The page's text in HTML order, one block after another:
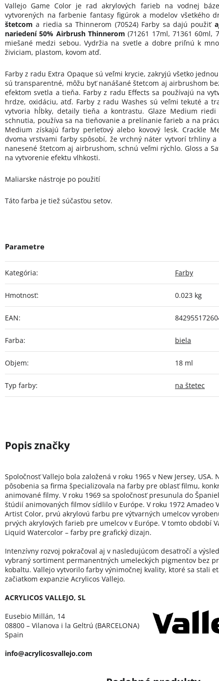
Vallejo Game Color je rad akrylových farieb na vodnej
vytvorených na farbenie fantasy figúrok a modelov všetkého
štetcom a riedia sa Thinnerom (70524) Farby sa dajú použiť
nariedení 50% Airbrush Thinnerom (71261 17ml, 71361 60ml,
miešané medzi sebou. Vydržia na svetle a dobre priľnú k
živiciam, plastom, kovom atď.
Farby z radu Extra Opaque sú veľmi krycie, zakryjú všetko
sú transparentné, môžu byť nanášané štetcom aj airbrushom
efektom svetla a tieňa. Farby z radu Effects sa používajú na
hrdze, oxidáciu, atď. Farby z radu Washes sú veľmi tekuté a
vytvoria hĺbky, detaily tieňa a kontrastu. Glaze Medium
schnutia, používa sa na tieňovanie a prelínanie farieb a na
Medium získajú farby perleťový alebo kovový lesk. Crackle
dvoma vrstvami farby spôsobí, že vrchný náter vytvorí trhliny
nanesené štetcom aj airbrushom, schnú veľmi rýchlo. Gloss a
na vytvorenie efektu vlhkosti.
Maliarske nástroje po použití
Táto farba je tiež súčasťou setov.
Kategória: Farby
Hmotnosť: 0.023 kg
EAN:
Farba: biela
Objem: 18 ml
Typ farby: na štetec
Spoločnosť Vallejo bola založená v roku 1965 v New Jersey, USA.
pôsobenia sa firma špecializovala na farby pre oblasť filmu,
animované filmy. V roku 1969 sa spoločnosť presunula do
štúdií animovaných filmov sídlilo v Európe. V roku 1972 Amadeo
Artist Color, prvú akrylovú farbu pre výtvarných umelcov
prvých akrylových farieb pre umelcov v Európe. V tomto období
Liquid Watercolor – farby pre grafický dizajn.
Intenzívny rozvoj pokračoval aj v nasledujúcom desaťročí a
vybraný sortiment permanentných umeleckých pigmentov bez
kobaltu. Vallejo vytvorilo farby výnimočnej kvality, ktoré sa stali
začiatkom expanzie Acrylicos Vallejo.
ACRYLICOS VALLEJO, SL
Eusebio Millán, 14
08800 – Vilanova i la Geltrú (BARCELONA)
Spain
info@acrylicosvallejo.com